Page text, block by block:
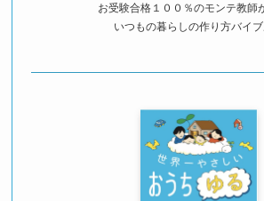
お受験合格１００％のモンテ教師
いつもの暮らしの作り方バイブ